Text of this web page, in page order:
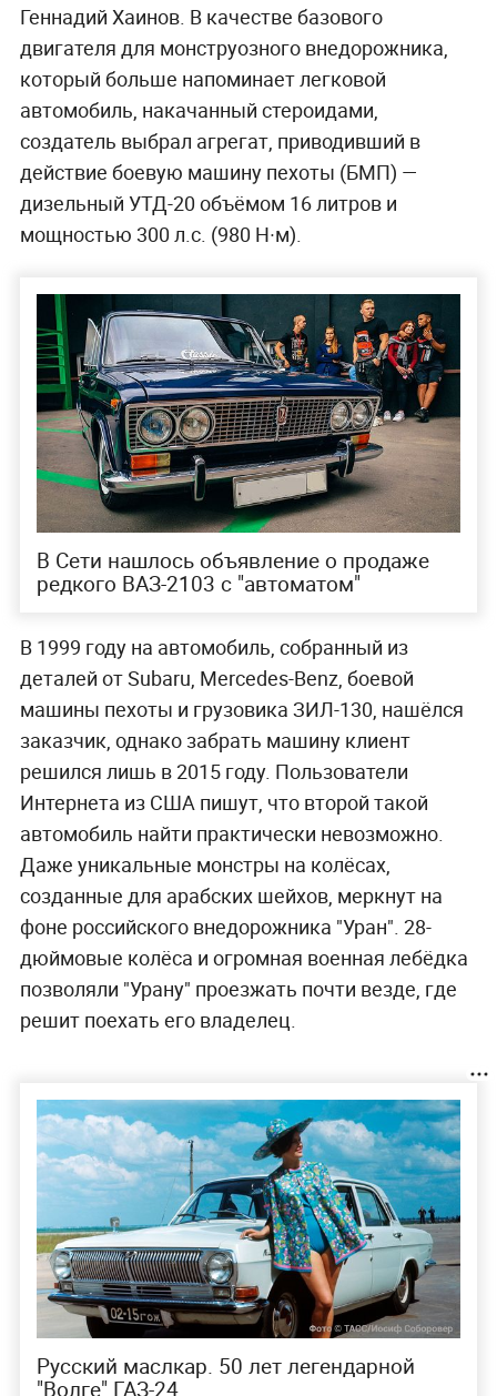
Геннадий Хаинов. В качестве базового
двигателя для монструозного внедорожника,
который больше напоминает легковой
автомобиль, накачанный стероидами,
создатель выбрал агрегат, приводивший в
действие боевую машину пехоты (БМП) —
дизельный УТД-20 объёмом 16 литров и
мощностью 300 л.с. (980 Н·м).
В Сети нашлось объявление о продаже
редкого ВАЗ-2103 с "автоматом"
В 1999 году на автомобиль, собранный из
деталей от Subaru, Mercedes-Benz, боевой
машины пехоты и грузовика ЗИЛ-130, нашёлся
заказчик, однако забрать машину клиент
решился лишь в 2015 году. Пользователи
Интернета из США пишут, что второй такой
автомобиль найти практически невозможно.
Даже уникальные монстры на колёсах,
созданные для арабских шейхов, меркнут на
фоне российского внедорожника "Уран". 28-
дюймовые колёса и огромная военная лебёдка
позволяли "Урану" проезжать почти везде, где
решит поехать его владелец.
Русский маслкар. 50 лет легендарной
"Волге" ГАЗ-24